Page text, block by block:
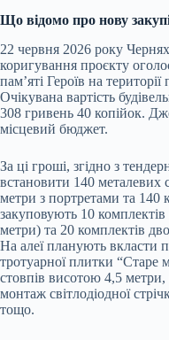
Що відомо про нову
22 червня 2026 року
коригування проєкту
пам’яті Героїв на
Очікувана вартість
308 гривень 40 копійок.
місцевий бюджет.
За ці гроші, згідно з
встановити 140 металевих
метри з портретами та 140
закуповують 10
метри) та 20 комплектів
На алеї планують вкласти
тротуарної плитки “Старе
стовпів висотою 4,5 метри,
монтаж світлодіодної
тощо.